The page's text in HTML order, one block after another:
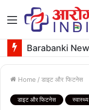
Menu
Home / डाइट और फिटनेस
डाइट और फिटनेस